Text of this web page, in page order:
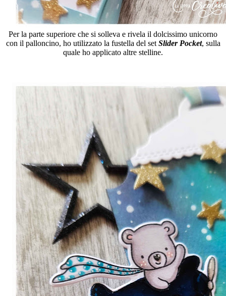
Per la parte superiore che si solleva e rivela il dolcissimo unicorno
con il palloncino, ho utilizzato la fustella del set Slider Pocket, sulla
quale ho applicato altre stelline.